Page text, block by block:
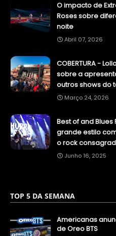
O impacto de
Roses sobre
noite
Abril 07, 2026
COBERTURA -
sobre a
outros shows do
Março 24, 2026
Best of and Blues
grande estilo
o rock
Junho 16, 2025
TOP 5 DA SEMANA
Americanas
de Oreo BTS